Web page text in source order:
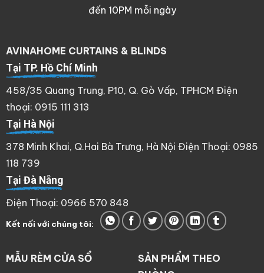
đến 10PM mỗi ngày
AVINAHOME CURTAINS & BLINDS
Tại TP. Hồ Chí Minh
458/35 Quang Trung, P10, Q. Gò Vấp, TPHCM Điện
thoại: 0915 111 313
Tại Hà Nội
378 Minh Khai, Q.Hai Bà Trưng, Hà Nội Điện Thoại: 0985
118 739
Tại Đà Nẵng
Điện Thoại: 0966 570 848
Kết nối với chúng tôi:
MẪU RÈM CỬA SỔ
SẢN PHẨM THEO